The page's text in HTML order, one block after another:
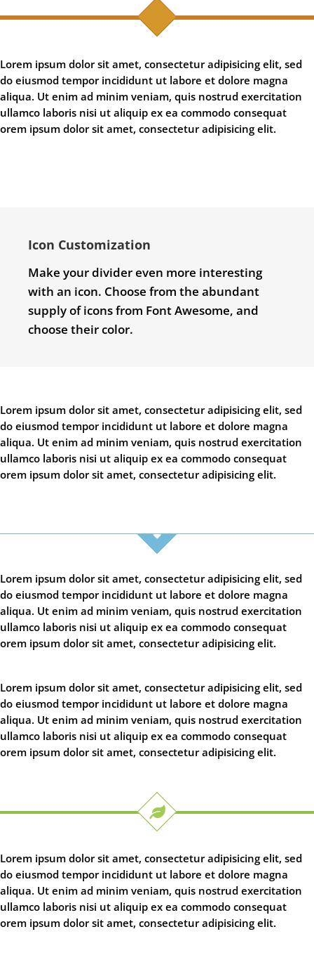
Lorem ipsum dolor sit amet, consectetur adipisicing elit, sed
do eiusmod tempor incididunt ut labore et dolore magna
aliqua. Ut enim ad minim veniam, quis nostrud exercitation
ullamco laboris nisi ut aliquip ex ea commodo consequat
orem ipsum dolor sit amet, consectetur adipisicing elit.
Icon Customization
Make your divider even more interesting
with an icon. Choose from the abundant
supply of icons from Font Awesome, and
choose their color.
Lorem ipsum dolor sit amet, consectetur adipisicing elit, sed
do eiusmod tempor incididunt ut labore et dolore magna
aliqua. Ut enim ad minim veniam, quis nostrud exercitation
ullamco laboris nisi ut aliquip ex ea commodo consequat
orem ipsum dolor sit amet, consectetur adipisicing elit.
Lorem ipsum dolor sit amet, consectetur adipisicing elit, sed
do eiusmod tempor incididunt ut labore et dolore magna
aliqua. Ut enim ad minim veniam, quis nostrud exercitation
ullamco laboris nisi ut aliquip ex ea commodo consequat
orem ipsum dolor sit amet, consectetur adipisicing elit.
Lorem ipsum dolor sit amet, consectetur adipisicing elit, sed
do eiusmod tempor incididunt ut labore et dolore magna
aliqua. Ut enim ad minim veniam, quis nostrud exercitation
ullamco laboris nisi ut aliquip ex ea commodo consequat
orem ipsum dolor sit amet, consectetur adipisicing elit.
Lorem ipsum dolor sit amet, consectetur adipisicing elit, sed
do eiusmod tempor incididunt ut labore et dolore magna
aliqua. Ut enim ad minim veniam, quis nostrud exercitation
ullamco laboris nisi ut aliquip ex ea commodo consequat
orem ipsum dolor sit amet, consectetur adipisicing elit.